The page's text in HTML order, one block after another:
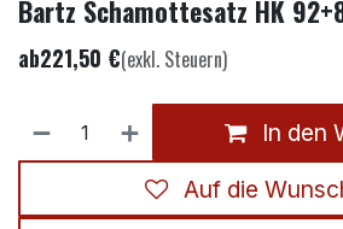
Bartz Schamottesatz HK
ab221,50 €(exkl. Steuern)
In den
Auf die